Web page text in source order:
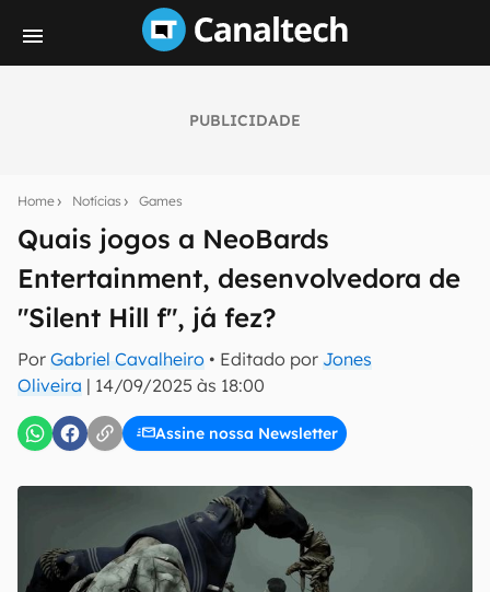
PUBLICIDADE
Home Notícias Games
Quais jogos a NeoBards
Entertainment, desenvolvedora de
"Silent Hill f", já fez?
Por Gabriel Cavalheiro • Editado por Jones
Oliveira | 14/09/2025 às 18:00
Assine nossa Newsletter
notícias e reviews sobre tecnologia em primeira
mão.
E-mail
inscreva-se
Confirmo que li, aceito e concordo com os Termos de
Uso e Política de Privacidade do Canaltech.